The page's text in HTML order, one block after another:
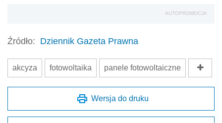
AUTOPROMOCJA
Źródło: Dziennik Gazeta Prawna
akcyza fotowoltaika panele fotowoltaiczne
Wersja do druku